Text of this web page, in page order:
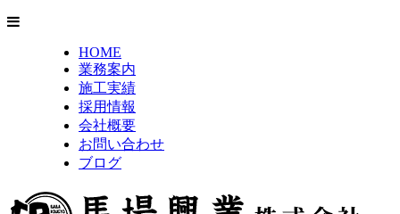
HOME
業務案内
施工実績
採用情報
会社概要
お問い合わせ
ブログ